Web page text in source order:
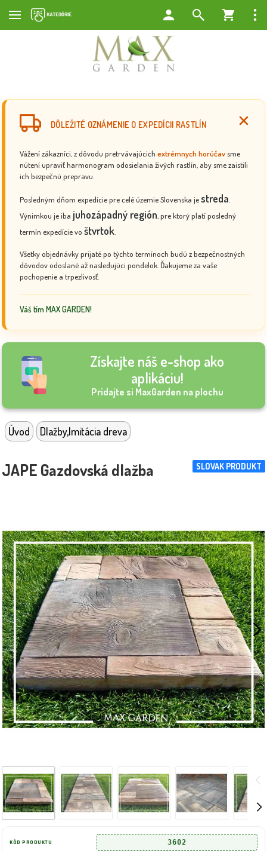
DÔLEŽITÉ OZNÁMENIE O EXPEDÍCII RASTLÍN
Vážení zákazníci, z dôvodu pretrvávajúcich extrémnych horúčav sme
nútení upraviť harmonogram odosielania živých rastlín, aby sme zaistili
ich bezpečnú prepravu.
Posledným dňom expedície pre celé územie Slovenska jestreda
Výnimkou je iba juhozápadný región , pre ktorý platí posledný
termín expedície vo štvrtok
Všetky objednávky prijaté po týchto termínoch budú z bezpečnostných
dôvodov odoslané až nasledujúci pondelok. Ďakujeme za vaše
pochopenie a trpezlivosť.
Váš tím MAX GARDEN!
Získajte náš e-shop ako
aplikáciu!
Pridajte si MaxGarden na plochu
Úvod Dlažby,Imitácia dreva
SLOVAK PRODUKT
JAPE Gazdovská dlažba
KÓD PRODUKTU 3602